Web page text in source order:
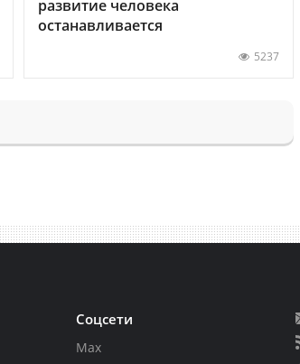
развитие человека
останавливается
5237
Соцсети
Max